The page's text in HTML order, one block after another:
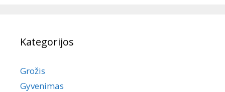
Kategorijos
Grožis
Gyvenimas